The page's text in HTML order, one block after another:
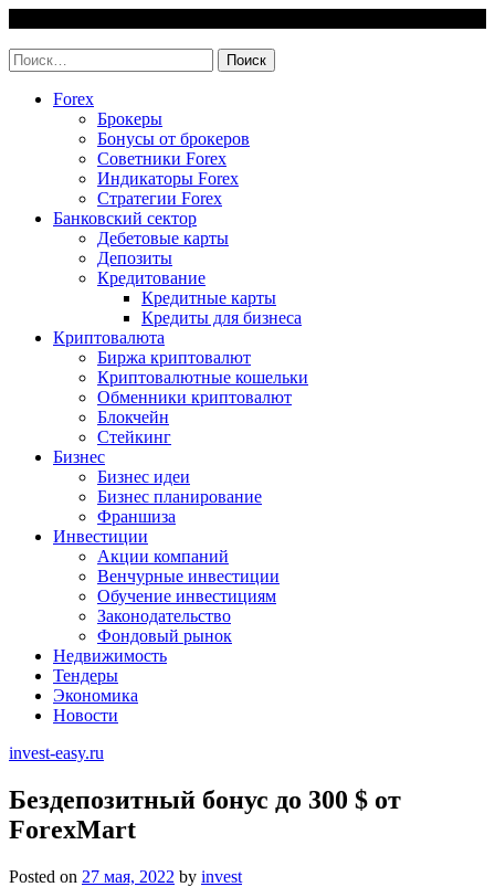
content
Найти:
Forex
Брокеры
Бонусы от брокеров
Советники Forex
Индикаторы Forex
Стратегии Forex
Банковский сектор
Дебетовые карты
Депозиты
Кредитование
Кредитные карты
Кредиты для бизнеса
Криптовалюта
Биржа криптовалют
Криптовалютные кошельки
Обменники криптовалют
Блокчейн
Стейкинг
Бизнес
Бизнес идеи
Бизнес планирование
Франшиза
Инвестиции
Акции компаний
Венчурные инвестиции
Обучение инвестициям
Законодательство
Фондовый рынок
Недвижимость
Тендеры
Экономика
Новости
invest-easy.ru
Бездепозитный бонус до 300 $ от
ForexMart
Posted on 27 мая, 2022 by invest